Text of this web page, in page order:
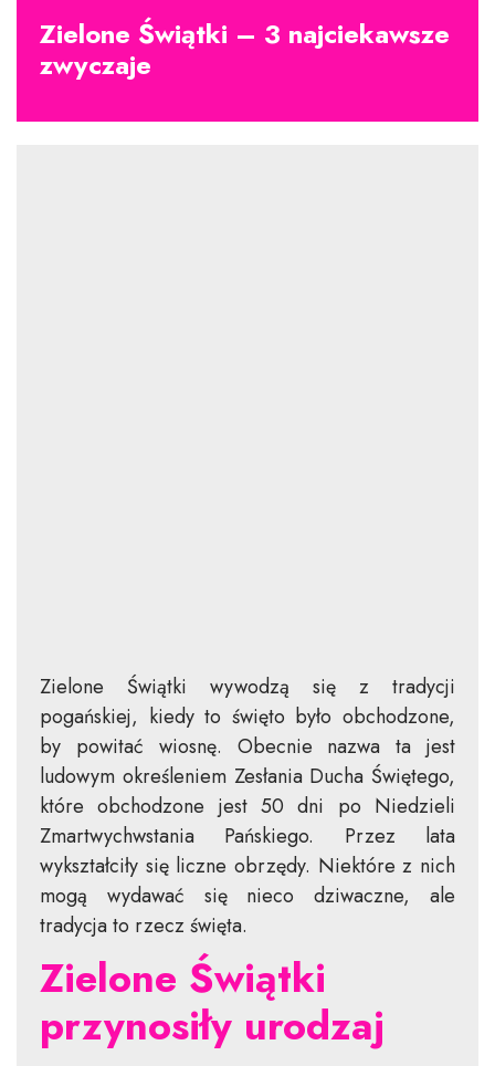
Zielone Świątki – 3 najciekawsze
zwyczaje
Zielone Świątki wywodzą się z tradycji
pogańskiej, kiedy to święto było obchodzone,
by powitać wiosnę. Obecnie nazwa ta jest
ludowym określeniem Zesłania Ducha Świętego,
które obchodzone jest 50 dni po Niedzieli
Zmartwychwstania Pańskiego. Przez lata
wykształciły się liczne obrzędy. Niektóre z nich
mogą wydawać się nieco dziwaczne, ale
tradycja to rzecz święta.
Zielone Świątki
przynosiły urodzaj